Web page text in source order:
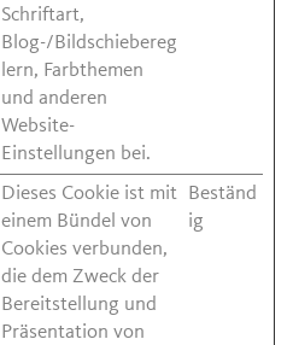
Schriftart,
Blog-/Bildschiebereg
lern, Farbthemen
und anderen
Website-
Einstellungen bei.
Dieses Cookie ist mit
einem Bündel von
Cookies verbunden,
die dem Zweck der
Bereitstellung und
Präsentation von
Beständ
ig